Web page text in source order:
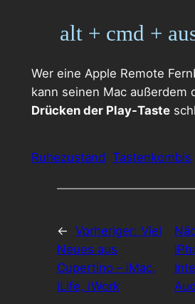
alt + cmd +
Wer eine Apple Remote
kann seinen Mac außerdem
Drücken der Play-Taste
Ruhezustand Tastenkombis
← Vorheriger: Viel
Neues aus
Cupertino – iMac,
iLife, iWork